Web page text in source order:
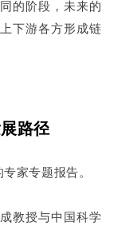
的阶段，未来的
下游各方形成链
路径
家专题报告。
教授与中国科学